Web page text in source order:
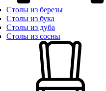
Столы из березы
Столы из бука
Столы из дуба
Столы из сосны